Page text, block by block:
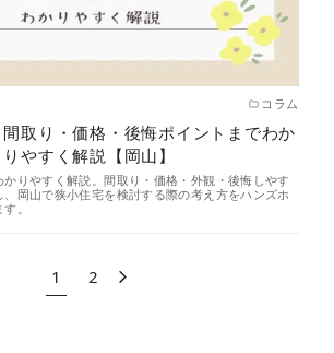
コラム
取り・価格・後悔ポイントまでわか
りやすく解説【岡山】
りやすく解説。間取り・価格・外観・後悔しやす
岡山で狭小住宅を検討する際の考え方をハンズホ
。
1 2